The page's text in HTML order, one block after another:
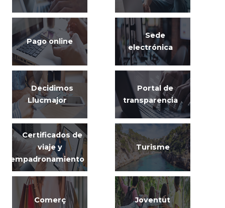
Pago online
Sede
electrónica
Decidimos
Llucmajor
Portal de
transparencia
Certificados de
viaje y
empadronamiento
Turisme
Comerç Joventut